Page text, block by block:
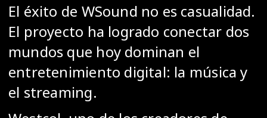
El éxito de WSound no es casualidad.
El proyecto ha logrado conectar dos
mundos que hoy dominan el
entretenimiento digital: la música y
el streaming.